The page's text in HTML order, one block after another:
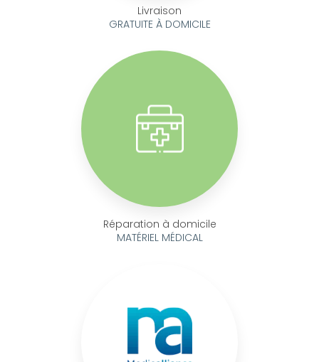
Livraison
GRATUITE À DOMICILE
Réparation à domicile
MATÉRIEL MÉDICAL